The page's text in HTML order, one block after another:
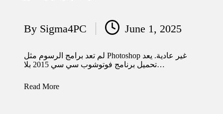
Posted
by
By Sigma4PC June 1, 2025
لم تعد برامج الرسوم مثل Photoshop غير عادية. يعد
تحميل برنامج فوتوشوب سي سي 2015 بلا…
Read More